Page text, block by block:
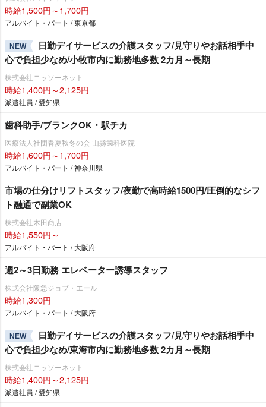
時給1,500円～1,700円
アルバイト・パート / 東京都
NEW
日勤デイサービスの介護スタッフ/見守りやお話相手中
心で負担少なめ/小牧市内に勤務地多数 2カ月～長期
株式会社ニッソーネット
時給1,400円～2,125円
派遣社員 / 愛知県
歯科助手/ブランクOK・駅チカ
医療法人社団春夏秋冬の会 山縣歯科医院
時給1,600円～1,700円
アルバイト・パート / 神奈川県
市場の仕分けリフトスタッフ/夜勤で高時給1500円/圧倒的なシフ
ト融通で副業OK
株式会社木田商店
時給1,550円～
アルバイト・パート / 大阪府
週2～3日勤務 エレベーター誘導スタッフ
株式会社阪急ジョブ・エール
時給1,300円
アルバイト・パート / 大阪府
NEW
日勤デイサービスの介護スタッフ/見守りやお話相手中
心で負担少なめ/東海市内に勤務地多数 2カ月～長期
株式会社ニッソーネット
時給1,400円～2,125円
派遣社員 / 愛知県